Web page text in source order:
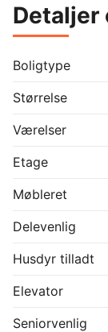
lyst
godt lysindfald.
2 nye
Til lejligheden
fælles
Detaljer
Boligtype
Størrelse
Værelser
Etage
Møbleret
Delevenlig
Husdyr tilladt
Elevator
Seniorvenlig